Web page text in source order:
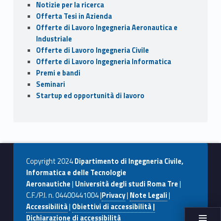
Notizie per la ricerca
Offerta Tesi in Azienda
Offerte di Lavoro Ingegneria Aeronautica e
Industriale
Offerte di Lavoro Ingegneria Civile
Offerte di Lavoro Ingegneria Informatica
Premi e bandi
Seminari
Startup ed opportunità di lavoro
Copyright 2024Dipartimento di Ingegneria Civile,
Informatica e delle Tecnologie
Aeronautiche| Università degli studi Roma Tre|
C.F./P.I. n. 04400441004 |Privacy| Note Legali|
Accessibilità| Obiettivi di accessibilità |
Dichiarazione di accessibilità